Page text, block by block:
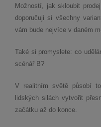
Možností, jak skloubit
doporučuji si všechny
vám bude nejvíce v daném
Také si promyslete: co
scénář B?
V realitním světě působí
lidských silách vytvořit
začátku až do konce.